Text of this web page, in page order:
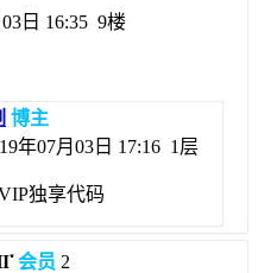
日 16:35 9楼
博主
年07月03日 17:16 1层
独享代码
会员 2